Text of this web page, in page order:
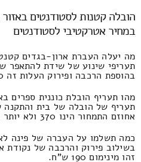
הובלה קטנות לסטודנטים
במחיר אטרקטיבי לסטודנטים
מה יעלה העברת ארון-בגדים
תעריפי שינוע של שידת להתאפר
בהוספת הרכבה ופירוק העלות זה 330 ועד 210 שקלים.
מהו תעריף הובלת כוננית ספרים
תעריף של הובלה של בית
אחוזם התמחור הינו 370 ולא יותר מ190 שקלים חדשים.
כמה תשלמו על העברה של פינה
בשילוב פירוק והרכבה של נקודת
זהו מינימום 190 ש"ח.